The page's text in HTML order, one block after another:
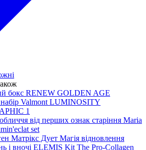
бокс RENEW GOLDEN AGE
Valmont LUMINOSITY
1
від перших ознак старіння Maria
set
Матрікс Дует Магія відновлення
і вночі ELEMIS Kit The Pro-Collagen